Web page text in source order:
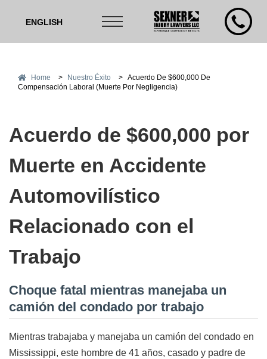
ENGLISH
Home > Nuestro Éxito > Acuerdo De $600,000 De
Compensación Laboral (muerte Por Negligencia)
Acuerdo de $600,000 por
Muerte en Accidente
Automovilístico
Relacionado con el
Trabajo
Choque fatal mientras manejaba un
camión del condado por trabajo
Mientras trabajaba y manejaba un camión del condado en
Mississippi, este hombre de 41 años, casado y padre de